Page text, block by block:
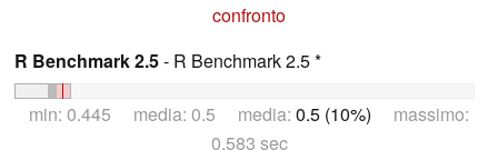
confronto
R Benchmark 2.5- R Benchmark 2.5 *
min: 0.445 media: 0.5 media: 0.5 (10%) massimo:
0.583 sec